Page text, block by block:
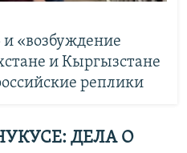
«возбуждение
и Кыргызстане
реплики
ДЕЛА О